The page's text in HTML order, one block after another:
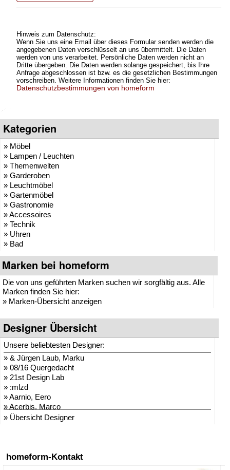
Hinweis zum Datenschutz:
Wenn Sie uns eine Email über dieses Formular senden werden die
angegebenen Daten verschlüsselt an uns übermittelt. Die Daten
werden von uns verarbeitet. Persönliche Daten werden nicht an
Dritte übergeben. Die Daten werden solange gespeichert, bis Ihre
Anfrage abgeschlossen ist bzw. es die gesetzlichen Bestimmungen
vorschreiben. Weitere Informationen finden Sie hier:
Datenschutzbestimmungen von homeform
Kategorien
» Möbel
» Lampen / Leuchten
» Themenwelten
» Garderoben
» Leuchtmöbel
» Gartenmöbel
» Gastronomie
» Accessoires
» Technik
» Uhren
» Bad
Marken bei homeform
Die von uns geführten Marken suchen wir sorgfältig aus. Alle
Marken finden Sie hier:
» Marken-Übersicht anzeigen
Designer Übersicht
Unsere beliebtesten Designer:
» & Jürgen Laub, Marku
» 08/16 Quergedacht
» 21st Design Lab
» :mlzd
»Aarnio, Eero
»Acerbis, Marco
» Adam + Harborth
»AK47 Team
»Alberto Brogliato
» Übersicht Designer
homeform-Kontakt